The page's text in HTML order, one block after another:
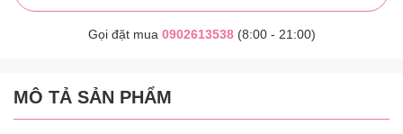
Gọi đặt mua 0902613538(8:00 - 21:00)
MÔ TẢ SẢN PHẨM